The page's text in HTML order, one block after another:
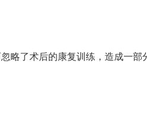
略了术后的康复训练，造成一部